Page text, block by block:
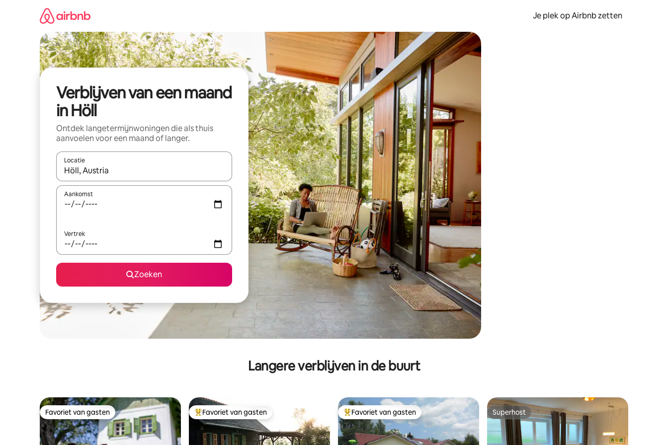
Je plek op Airbnb zetten
Verblijven van een maand
in Höll
Ontdek langetermijnwoningen die als thuis
aanvoelen voor een maand of langer.
Locatie
Wanneer er resultaten beschikbaar zijn, maak je een keuze met je de pijltjestoetsen omhoog en omlaag, óf door te tikken of swipen.
Aankomst
Vertrek
Zoeken
Langere verblijven in de buurt
Favoriet van gasten
Favoriet van gasten Topfavoriet van gasten
Favoriet van gasten Topfavoriet van gasten
Favoriet van gasten Superhost
Superhost